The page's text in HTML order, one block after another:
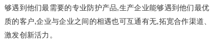
够遇到他们最需要的专业防护产品,生产企业能够遇到他们最优
质的客户,企业与企业之间的相遇也可互通有无,拓宽合作渠道、
激发创新活力。